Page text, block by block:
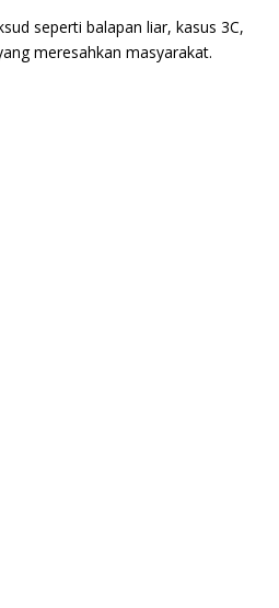
seperti balapan liar, kasus 3C,
meresahkan masyarakat.